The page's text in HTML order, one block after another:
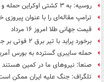
روسیه: به ۳ کشتی اوکراین حمله و ۲۰۳ پهپاد را سرنگون کردیم
ترامپ مقاله‌ای را با عنوان پیروزی
قیمت جهانی طلا امروز ۱۶ مرداد
برخورد پراید با تیر برق ۲ فوتی بر جای گذاشت
حمله سایبری گسترده به بورس
صنعا: نیروهای ما در کمین‌ هستند
تلگراف: جنگ علیه ایران ممکن